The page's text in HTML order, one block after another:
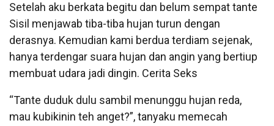
Setelah aku berkata begitu dan belum sempat tante
Sisil menjawab tiba-tiba hujan turun dengan
derasnya. Kemudian kami berdua terdiam sejenak,
hanya terdengar suara hujan dan angin yang bertiup
membuat udara jadi dingin. Cerita Seks
“Tante duduk dulu sambil menunggu hujan reda,
mau kubikinin teh anget?”, tanyaku memecah